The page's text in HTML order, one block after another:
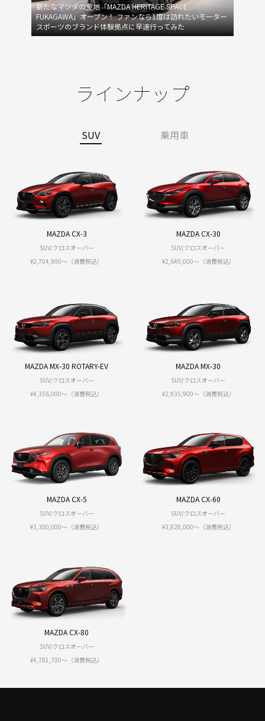
新たなマツダの聖地「MAZDA HERITAGE SPACE
FUKAGAWA」オープン！ ファンなら1度は訪れたいモーター
スポーツのブランド体験拠点に早速行ってみた
ラインナップ
SUV 乗用車
MAZDA CX-3
SUV/クロスオーバー
¥2,704,900～（消費税込）
MAZDA CX-30
SUV/クロスオーバー
¥2,640,000〜（消費税込）
MAZDA MX-30 ROTARY-EV
SUV/クロスオーバー
¥4,356,000〜（消費税込）
MAZDA MX-30
SUV/クロスオーバー
¥2,935,900〜（消費税込）
MAZDA CX-5
SUV/クロスオーバー
¥3,300,000〜（消費税込）
MAZDA CX-60
SUV/クロスオーバー
¥3,828,000〜（消費税込）
MAZDA CX-80
SUV/クロスオーバー
¥4,781,700〜（消費税込）